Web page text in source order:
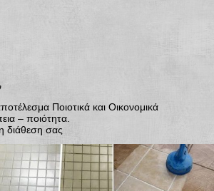
Ποιοτικά και Οικονομικά
– ποιότητα.
διάθεση σας